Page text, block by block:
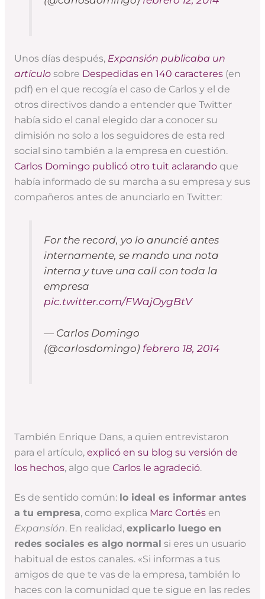
Unos días después, Expansión publicaba un
artículosobre Despedidas en 140 caracteres(en
pdf) en el que recogía el caso de Carlos y el de
otros directivos dando a entender que Twitter
había sido el canal elegido dar a conocer su
dimisión no solo a los seguidores de esta red
social sino también a la empresa en cuestión.
Carlos Domingo publicó otro tuit aclarandoque
había informado de su marcha a su empresa y sus
compañeros antes de anunciarlo en Twitter:
For the record, yo lo anuncié antes
internamente, se mando una nota
interna y tuve una call con toda la
empresa
pic.twitter.com/FWajOygBtV
— Carlos Domingo
(@carlosdomingo) febrero 18, 2014
También Enrique Dans, a quien entrevistaron
para el artículo, explicó en su blog su versión de
los hechos, algo que Carlos le agradeció.
Es de sentido común: lo ideal es informar antes
a tu empresa, como explica Marc Cortésen
Expansión. En realidad, explicarlo luego en
redes sociales es algo normal si eres un usuario
habitual de estos canales. «Si informas a tus
amigos de que te vas de la empresa, también lo
haces con la comunidad que te sigue en las redes